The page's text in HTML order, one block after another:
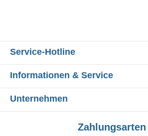
Service-Hotline
Informationen & Service
Unternehmen
Zahlungsarten